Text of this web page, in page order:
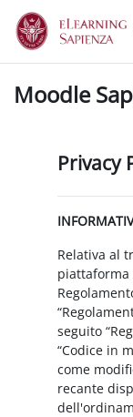
Vai al contenuto
Moodle
Privacy
Relativa al
piattaforma
seguito
“Codice in
come
recante